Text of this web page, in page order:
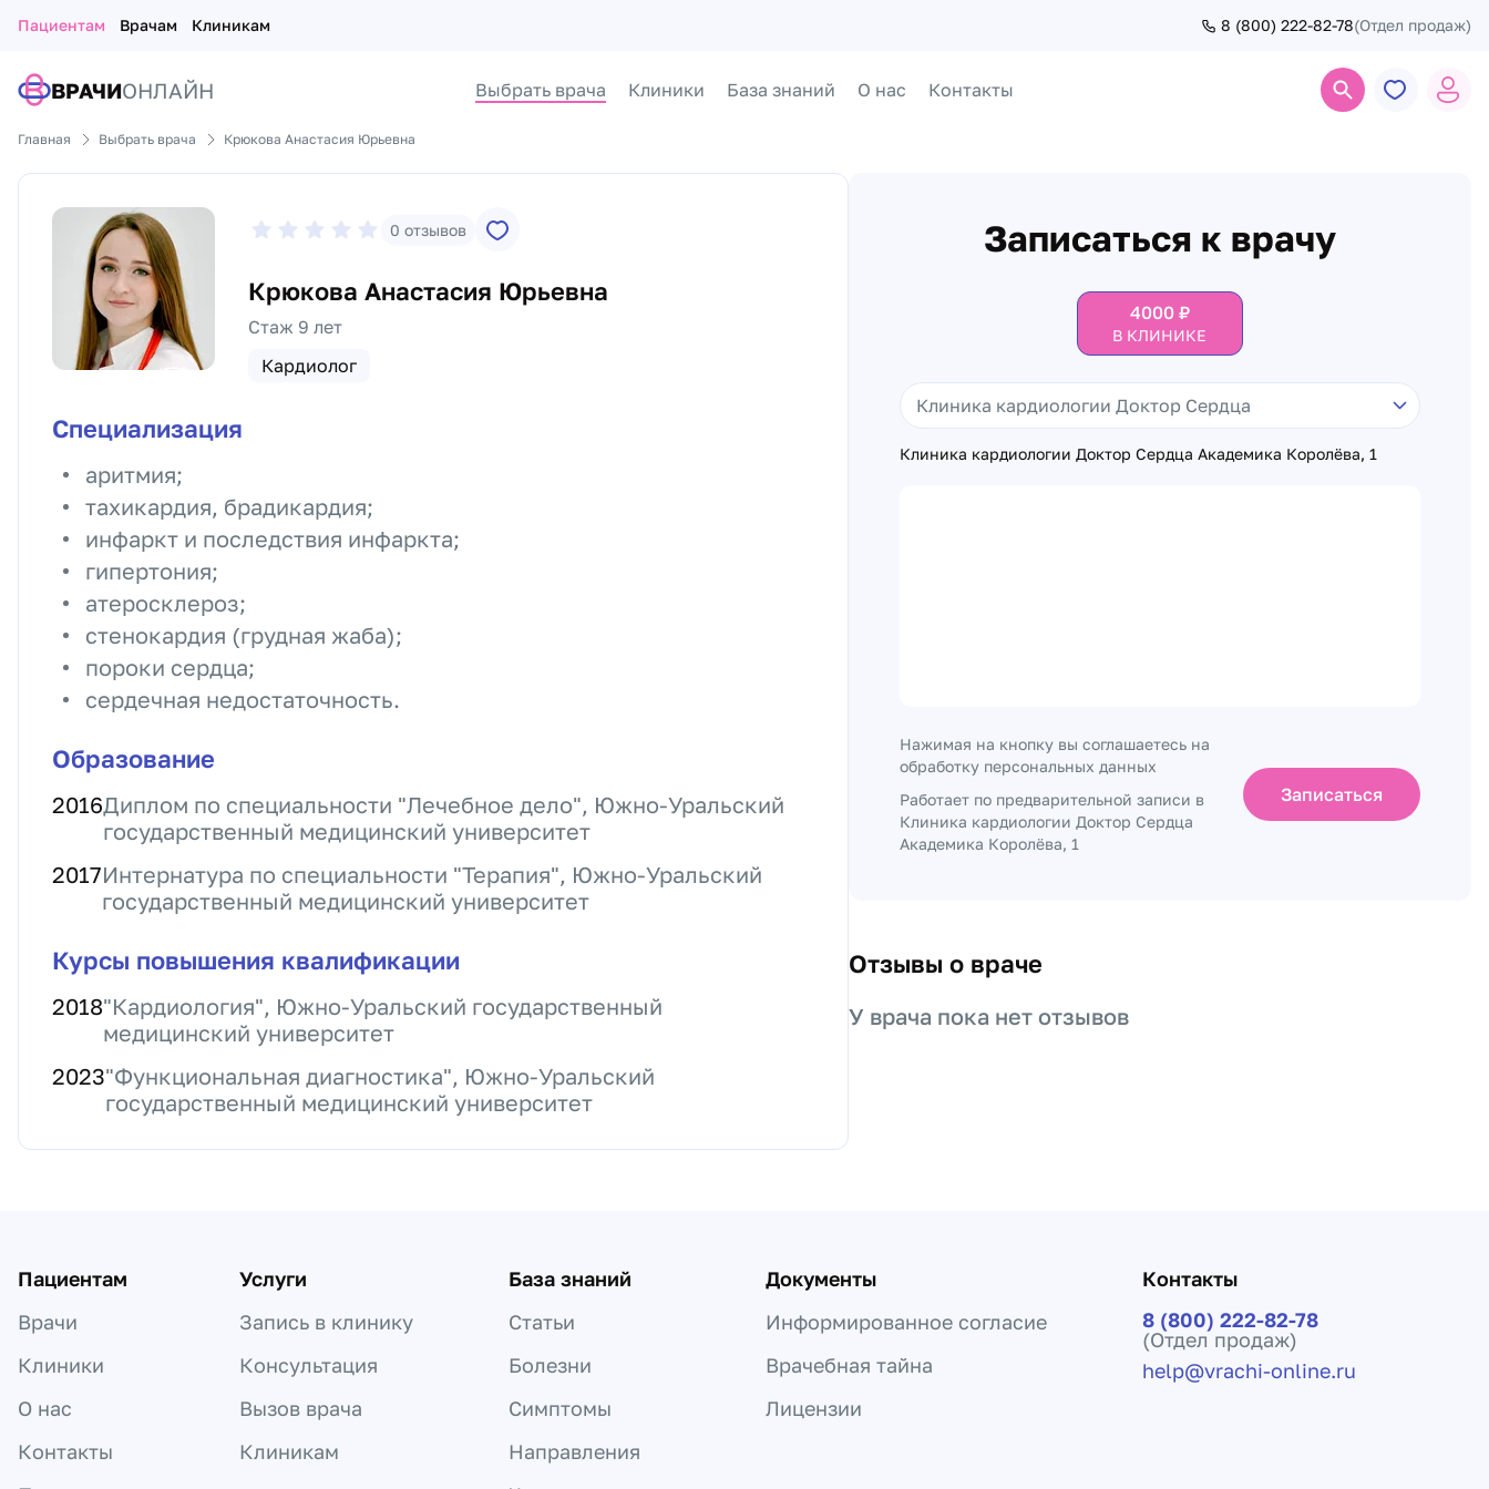
Пациентам Врачам Клиникам 8 (800) 222-82-78(Отдел продаж)
ВРАЧИОНЛАЙН Выбрать врача Клиники База знаний О нас Контакты
Главная Выбрать врача Крюкова Анастасия Юрьевна
0 отзывов
Крюкова Анастасия Юрьевна
Стаж 9 лет
Кардиолог
Специализация
аритмия;
тахикардия, брадикардия;
инфаркт и последствия инфаркта;
гипертония;
атеросклероз;
стенокардия (грудная жаба);
пороки сердца;
сердечная недостаточность.
Образование
2016Диплом по специальности "Лечебное дело", Южно-Уральский
государственный медицинский университет
2017Интернатура по специальности "Терапия", Южно-Уральский
государственный медицинский университет
Курсы повышения квалификации
2018"Кардиология", Южно-Уральский государственный
медицинский университет
2023"Функциональная диагностика", Южно-Уральский
государственный медицинский университет
Записаться к врачу
4000₽
В КЛИНИКЕ
Клиника кардиологии Доктор Сердца Академика Королёва, 1
Нажимая на кнопку вы соглашаетесь на
обработку персональных данных
Работает по предварительной записи в
Клиника кардиологии Доктор Сердца
Академика Королёва, 1
Записаться
Отзывы о враче
У врача пока нет отзывов
Пациентам
Врачи
Клиники
О нас
Контакты
Услуги
Запись в клинику
Консультация
Вызов врача
Клиникам
База знаний
Статьи
Болезни
Симптомы
Направления
Документы
Информированное согласие
Врачебная тайна
Лицензии
Контакты
8 (800) 222-82-78
(Отдел продаж)
help@vrachi-online.ru